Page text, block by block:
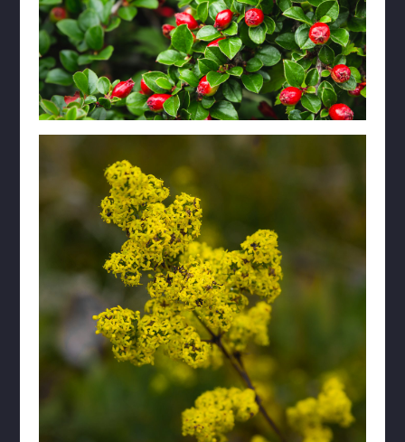
Surtshellir
Sólheimajökull
Ytri Tunga
Þingvellir